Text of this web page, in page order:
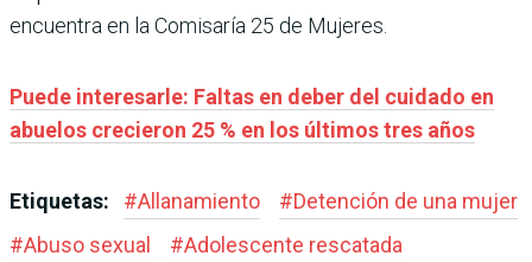
encuentra en la Comisaría 25 de Mujeres.
Puede interesarle: Faltas en deber del cuidado en
abuelos crecieron 25 % en los últimos tres años
Etiquetas: #Allanamiento #Detención de una mujer
#Abuso sexual #Adolescente rescatada